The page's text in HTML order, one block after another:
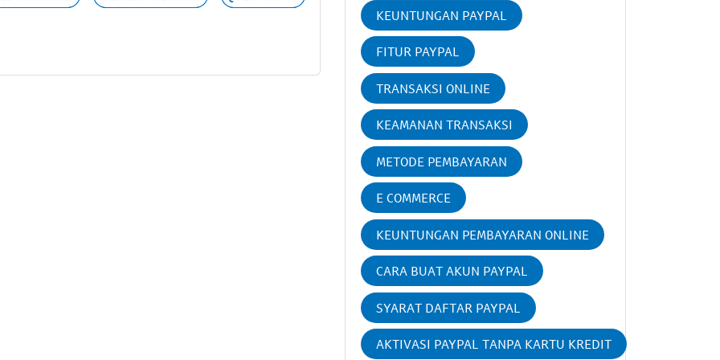
KEUNTUNGAN PAYPAL
FITUR PAYPAL
TRANSAKSI ONLINE
KEAMANAN TRANSAKSI
METODE PEMBAYARAN
E COMMERCE
KEUNTUNGAN PEMBAYARAN ONLINE
CARA BUAT AKUN PAYPAL
SYARAT DAFTAR PAYPAL
AKTIVASI PAYPAL TANPA KARTU KREDIT